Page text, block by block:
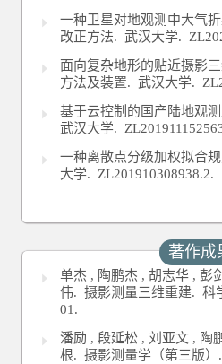
一种卫星对地观测中大气
改正方法. 武汉大学.
面向复杂地形的贴近摄影
方法及装置. 武汉大学.
基于云控制的国产陆地观
武汉大学.
一种离散点分级加权拟合
大学. ZL201910308938.2.
著作成
单杰 , 陶鹏杰 , 胡志华 , 彭
伟. 摄影测量三维重建. 科
01.
潘励 , 段延松 , 刘亚文 , 陶
根. 摄影测量学（第三版）.